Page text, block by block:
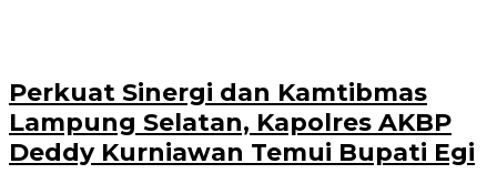
Perkuat Sinergi dan Kamtibmas
Lampung Selatan, Kapolres AKBP
Deddy Kurniawan Temui Bupati Egi